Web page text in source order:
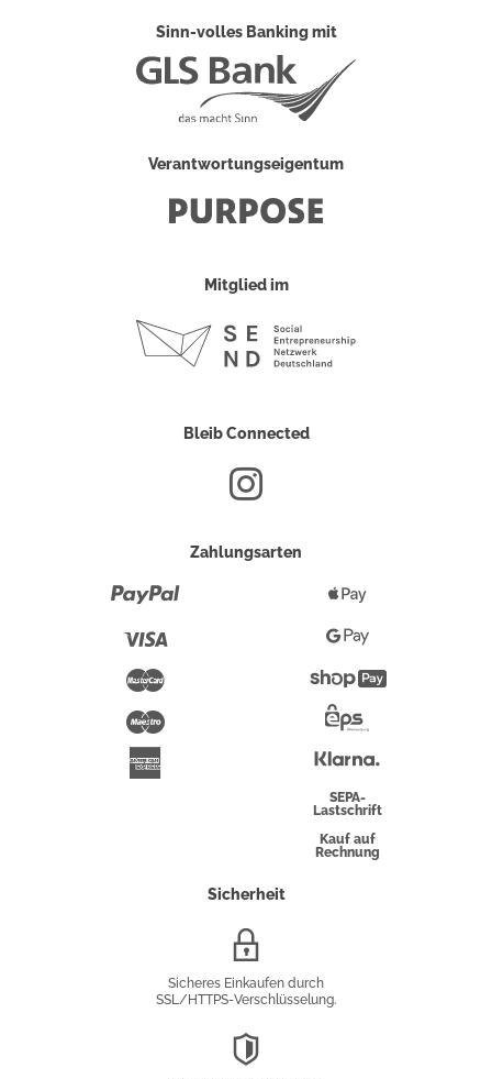
Sinn-volles Banking mit
Verantwortungseigentum
Mitglied im
Bleib Connected
Zahlungsarten
Maestro
Pay
Google
Pay
Überweisung
SEPA-
Lastschrift
Kauf auf
Rechnung
Sicherheit
Sicheres Einkaufen durch
SSL/HTTPS-Verschlüsselung.